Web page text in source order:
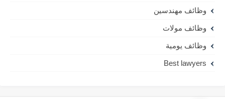
وظائف مهندسين
وظائف مولات
وظائف يومية
Best lawyers